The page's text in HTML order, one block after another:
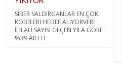
SİBER SALDIRGANLAR EN ÇOK
KOBİ’LERİ HEDEF ALIYORVERİ
İHLALİ SAYISI GEÇEN YILA GÖRE
%39 ARTTI